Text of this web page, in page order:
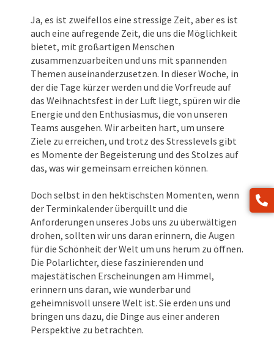
Ja, es ist zweifellos eine stressige Zeit, aber es ist
auch eine aufregende Zeit, die uns die Möglichkeit
bietet, mit großartigen Menschen
zusammenzuarbeiten und uns mit spannenden
Themen auseinanderzusetzen. In dieser Woche, in
der die Tage kürzer werden und die Vorfreude auf
das Weihnachtsfest in der Luft liegt, spüren wir die
Energie und den Enthusiasmus, die von unseren
Teams ausgehen. Wir arbeiten hart, um unsere
Ziele zu erreichen, und trotz des Stresslevels gibt
es Momente der Begeisterung und des Stolzes auf
das, was wir gemeinsam erreichen können.
Doch selbst in den hektischsten Momenten, wenn
der Terminkalender überquillt und die
Anforderungen unseres Jobs uns zu überwältigen
drohen, sollten wir uns daran erinnern, die Augen
für die Schönheit der Welt um uns herum zu öffnen.
Die Polarlichter, diese faszinierenden und
majestätischen Erscheinungen am Himmel,
erinnern uns daran, wie wunderbar und
geheimnisvoll unsere Welt ist. Sie erden uns und
bringen uns dazu, die Dinge aus einer anderen
Perspektive zu betrachten.